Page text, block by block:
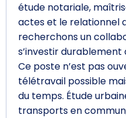
étude notariale,
actes et le relationnel
recherchons un
s’investir durablement
Ce poste n’est pas
télétravail possible
du temps. Étude
transports en